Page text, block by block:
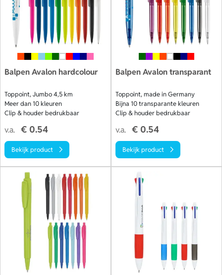
Balpen Avalon hardcolour
Toppoint, Jumbo 4,5 km
Meer dan 10 kleuren
Clip & houder bedrukbaar
v.a. € 0.54
Bekijk product
Balpen Avalon transparant
Toppoint, made in Germany
Bijna 10 transparante kleuren
Clip & houder bedrukbaar
v.a. € 0.54
Bekijk product